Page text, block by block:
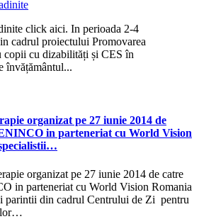
click aici. In perioada 2-4
cadrul proiectului Promovarea
copii cu dizabilități și CES în
învățământul...
organizat pe 27 iunie 2014 de
in parteneriat cu World Vision
organizat pe 27 iunie 2014 de catre
in parteneriat cu World Vision Romania
parintii din cadrul Centrului de Zi pentru